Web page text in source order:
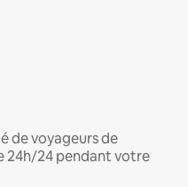
de voyageurs de
24h/24 pendant votre